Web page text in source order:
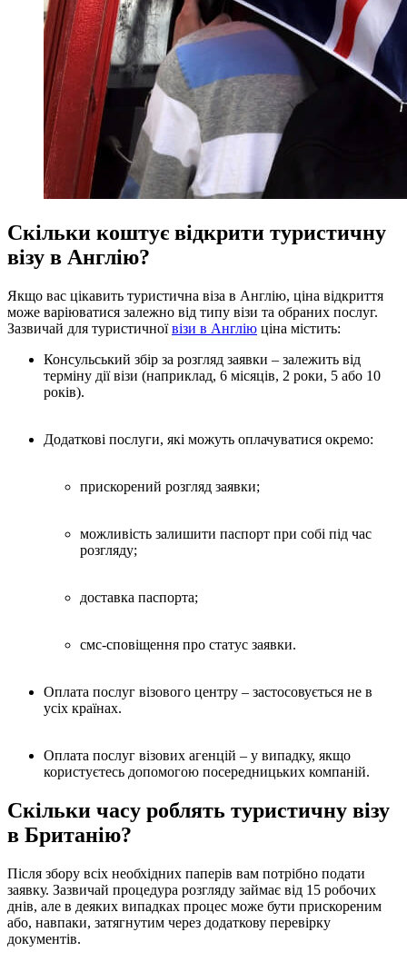
Скільки коштує відкрити туристичну
візу в Англію?
Якщо вас цікавить туристична віза в Англію, ціна відкриття
може варіюватися залежно від типу візи та обраних послуг.
Зазвичай для туристичноївізи в Англію ціна містить:
Консульський збір за розгляд заявки – залежить від
терміну дії візи (наприклад, 6 місяців, 2 роки, 5 або 10
років).
Додаткові послуги, які можуть оплачуватися окремо:
прискорений розгляд заявки;
можливість залишити паспорт при собі під час
розгляду;
доставка паспорта;
смс-сповіщення про статус заявки.
Оплата послуг візового центру – застосовується не в
усіх країнах.
Оплата послуг візових агенцій – у випадку, якщо
користуєтесь допомогою посередницьких компаній.
Скільки часу роблять туристичну візу
в Британію?
Після збору всіх необхідних паперів вам потрібно подати
заявку. Зазвичай процедура розгляду займає від 15 робочих
днів, але в деяких випадках процес може бути прискореним
або, навпаки, затягнутим через додаткову перевірку
документів.